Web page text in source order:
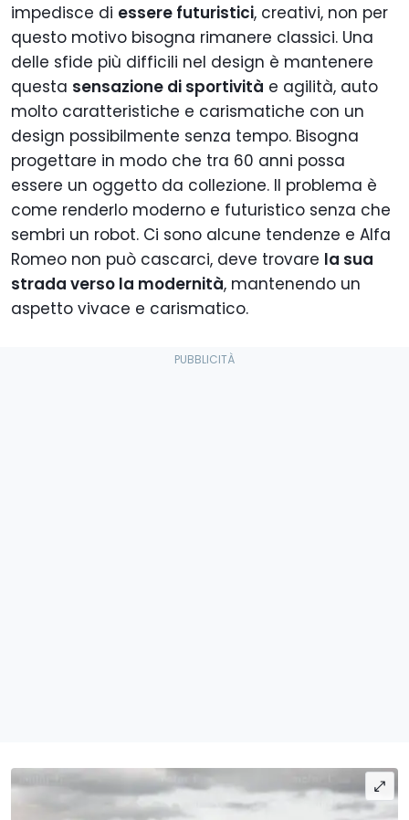
impedisce di essere futuristici, creativi, non per
questo motivo bisogna rimanere classici. Una
delle sfide più difficili nel design è mantenere
questa sensazione di sportività e agilità, auto
molto caratteristiche e carismatiche con un
design possibilmente senza tempo. Bisogna
progettare in modo che tra 60 anni possa
essere un oggetto da collezione. Il problema è
come renderlo moderno e futuristico senza che
sembri un robot. Ci sono alcune tendenze e Alfa
Romeo non può cascarci, deve trovare la sua
strada verso la modernità, mantenendo un
aspetto vivace e carismatico.